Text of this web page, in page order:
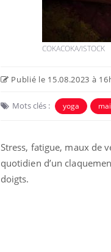
COKACOKA/ISTOCK
Publié le 15.08.2023 à
Mots clés : yoga
Stress, fatigue, maux de
quotidien d’un
doigts.